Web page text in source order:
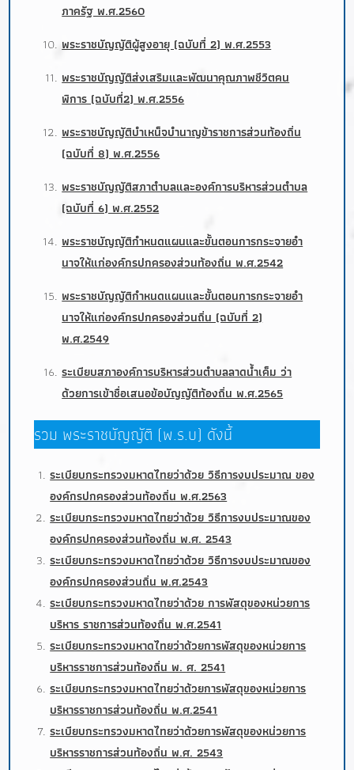
ภาครัฐ พ.ศ.2560
พระราชบัญญัติผู้สูงอายุ (ฉบับที่ 2) พ.ศ.2553
พระราชบัญญัติส่งเสริมและพัฒนาคุณภาพชีวิตคน
พิการ (ฉบับที่2) พ.ศ.2556
พระราชบัญญัติบำเหน็จบำนาญข้าราชการส่วนท้องถิ่น
(ฉบับที่ 8) พ.ศ.2556
พระราชบัญญัติสภาตำบลและองค์การบริหารส่วนตำบล
(ฉบับที่ 6) พ.ศ.2552
พระราชบัญญัติกำหนดแผนและขั้นตอนการกระจายอำ
นาจให้แก่องค์กรปกครองส่วนท้องถิ่น พ.ศ.2542
พระราชบัญญัติกำหนดแผนและขั้นตอนการกระจายอำ
นาจให้แก่องค์กรปกครองส่วนถิ่น (ฉบับที่ 2)
พ.ศ.2549
ระเบียบสภาองค์การบริหารส่วนตำบลลาดน้ำเค็ม ว่า
ด้วยการเข้าชื่อเสนอข้อบัญญัติท้องถิ่น พ.ศ.2565
รวม พระราชบัญญัติ (พ.ร.บ) ดังนี้
ระเบียบกระทรวงมหาดไทยว่าด้วย วิธีการงบประมาณ ของ
องค์กรปกครองส่วนท้องถิ่น พ.ศ.2563
ระเบียบกระทรวงมหาดไทยว่าด้วย วิธีการงบประมาณของ
องค์กรปกครองส่วนท้องถิ่น พ.ศ. 2543
ระเบียบกระทรวงมหาดไทยว่าด้วย วิธีการงบประมาณของ
องค์กรปกครองส่วนถิ่น พ.ศ.2543
ระเบียบกระทรวงมหาดไทยว่าด้วย การพัสดุของหน่วยการ
บริหาร ราชการส่วนท้องถิ่น พ.ศ.2541
ระเบียบกระทรวงมหาดไทยว่าด้วยการพัสดุของหน่วยการ
บริหารราชการส่วนท้องถิ่น พ. ศ. 2541
ระเบียบกระทรวงมหาดไทยว่าด้วยการพัสดุของหน่วยการ
บริหารราชการส่วนท้องถิ่น พ.ศ.2541
ระเบียบกระทรวงมหาดไทยว่าด้วยการพัสดุของหน่วยการ
บริหารราชการส่วนท้องถิ่น พ.ศ. 2543